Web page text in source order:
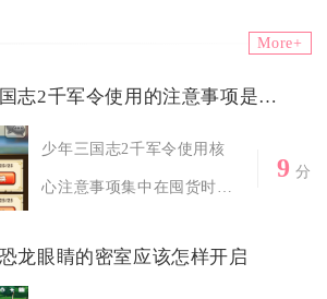
More+
少年三国志2千军令使用的注意事项是什么
少年三国志2千军令使用核
心注意事项集中在囤货时
9 分
龙眼睛的密室应该怎样开启